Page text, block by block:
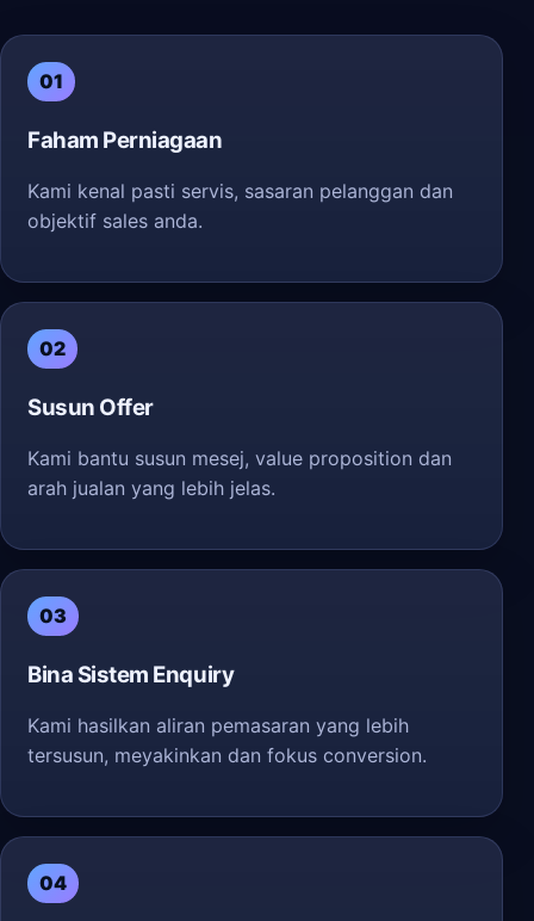
01
Faham Perniagaan
Kami kenal pasti servis, sasaran pelanggan dan
objektif sales anda.
02
Susun Offer
Kami bantu susun mesej, value proposition dan
arah jualan yang lebih jelas.
03
Bina Sistem Enquiry
Kami hasilkan aliran pemasaran yang lebih
tersusun, meyakinkan dan fokus conversion.
04